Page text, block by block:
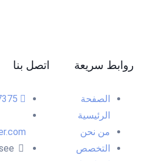
روابط سريعة
الصفحة
الرئيسية
من نحن
التخصص
اتصل بنا